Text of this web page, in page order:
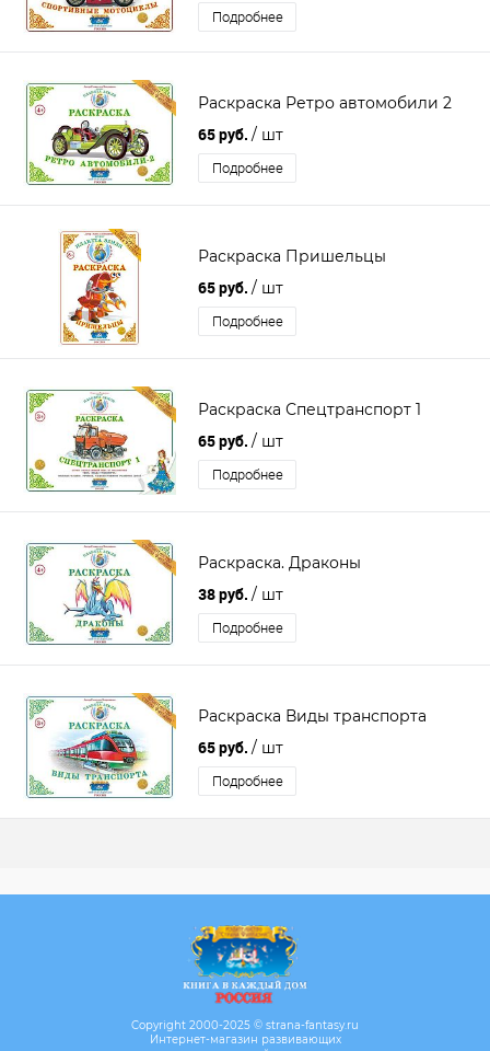
Подробнее
Раскраска Ретро автомобили 2
65 руб. / шт
Подробнее
Раскраска Пришельцы
65 руб. / шт
Подробнее
Раскраска Спецтранспорт 1
65 руб. / шт
Подробнее
Раскраска. Драконы
38 руб. / шт
Подробнее
Раскраска Виды транспорта
65 руб. / шт
Подробнее
Copyright 2000-2025 © strana-fantasy.ru
Интернет-магазин развивающих